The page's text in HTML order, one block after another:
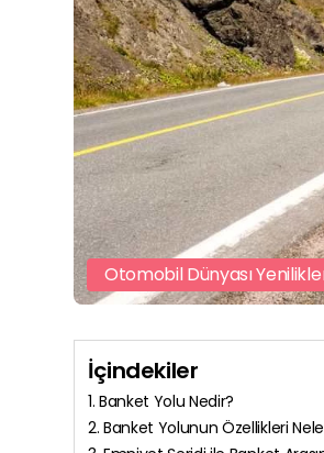
Otomobil Dünyası
İçindekiler
1. Banket Yolu Nedir?
2. Banket Yolunun Özellikleri